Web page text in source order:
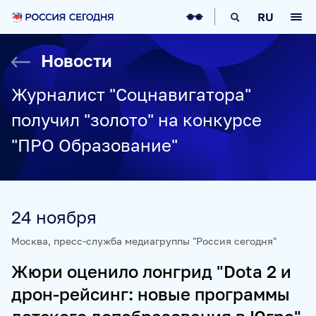
О НАС
О МЕДИАГРУППЕ
ИСТОРИЯ
СОЦИАЛЬНАЯ ОТВЕТСТВЕННОСТЬ
РУКОВОДСТВО
КАРЬЕРА
СТАЖИРОВКА
IT-ВОЗМОЖНОСТИ
НАГРАДЫ
НАШИ СМИ
РИА НОВОСТИ
СОЦИАЛЬНЫЙ НАВИГАТОР
ПРОЕКТЫ
SPUTNIKPRO
КОНКУРС ИМЕНИ СТЕНИНА
ФЕСТИВАЛЬ KOKTEBEL JAZZ PARTY
RU
Новости
Журналист "Соцнавигатора"
получил "золото" на конкурсе
"ПРО Образование"
24 ноября
Москва, пресс-служба медиагруппы "Россия сегодня"
Жюри оценило лонгрид "Dota 2 и
дрон-рейсинг: новые программы